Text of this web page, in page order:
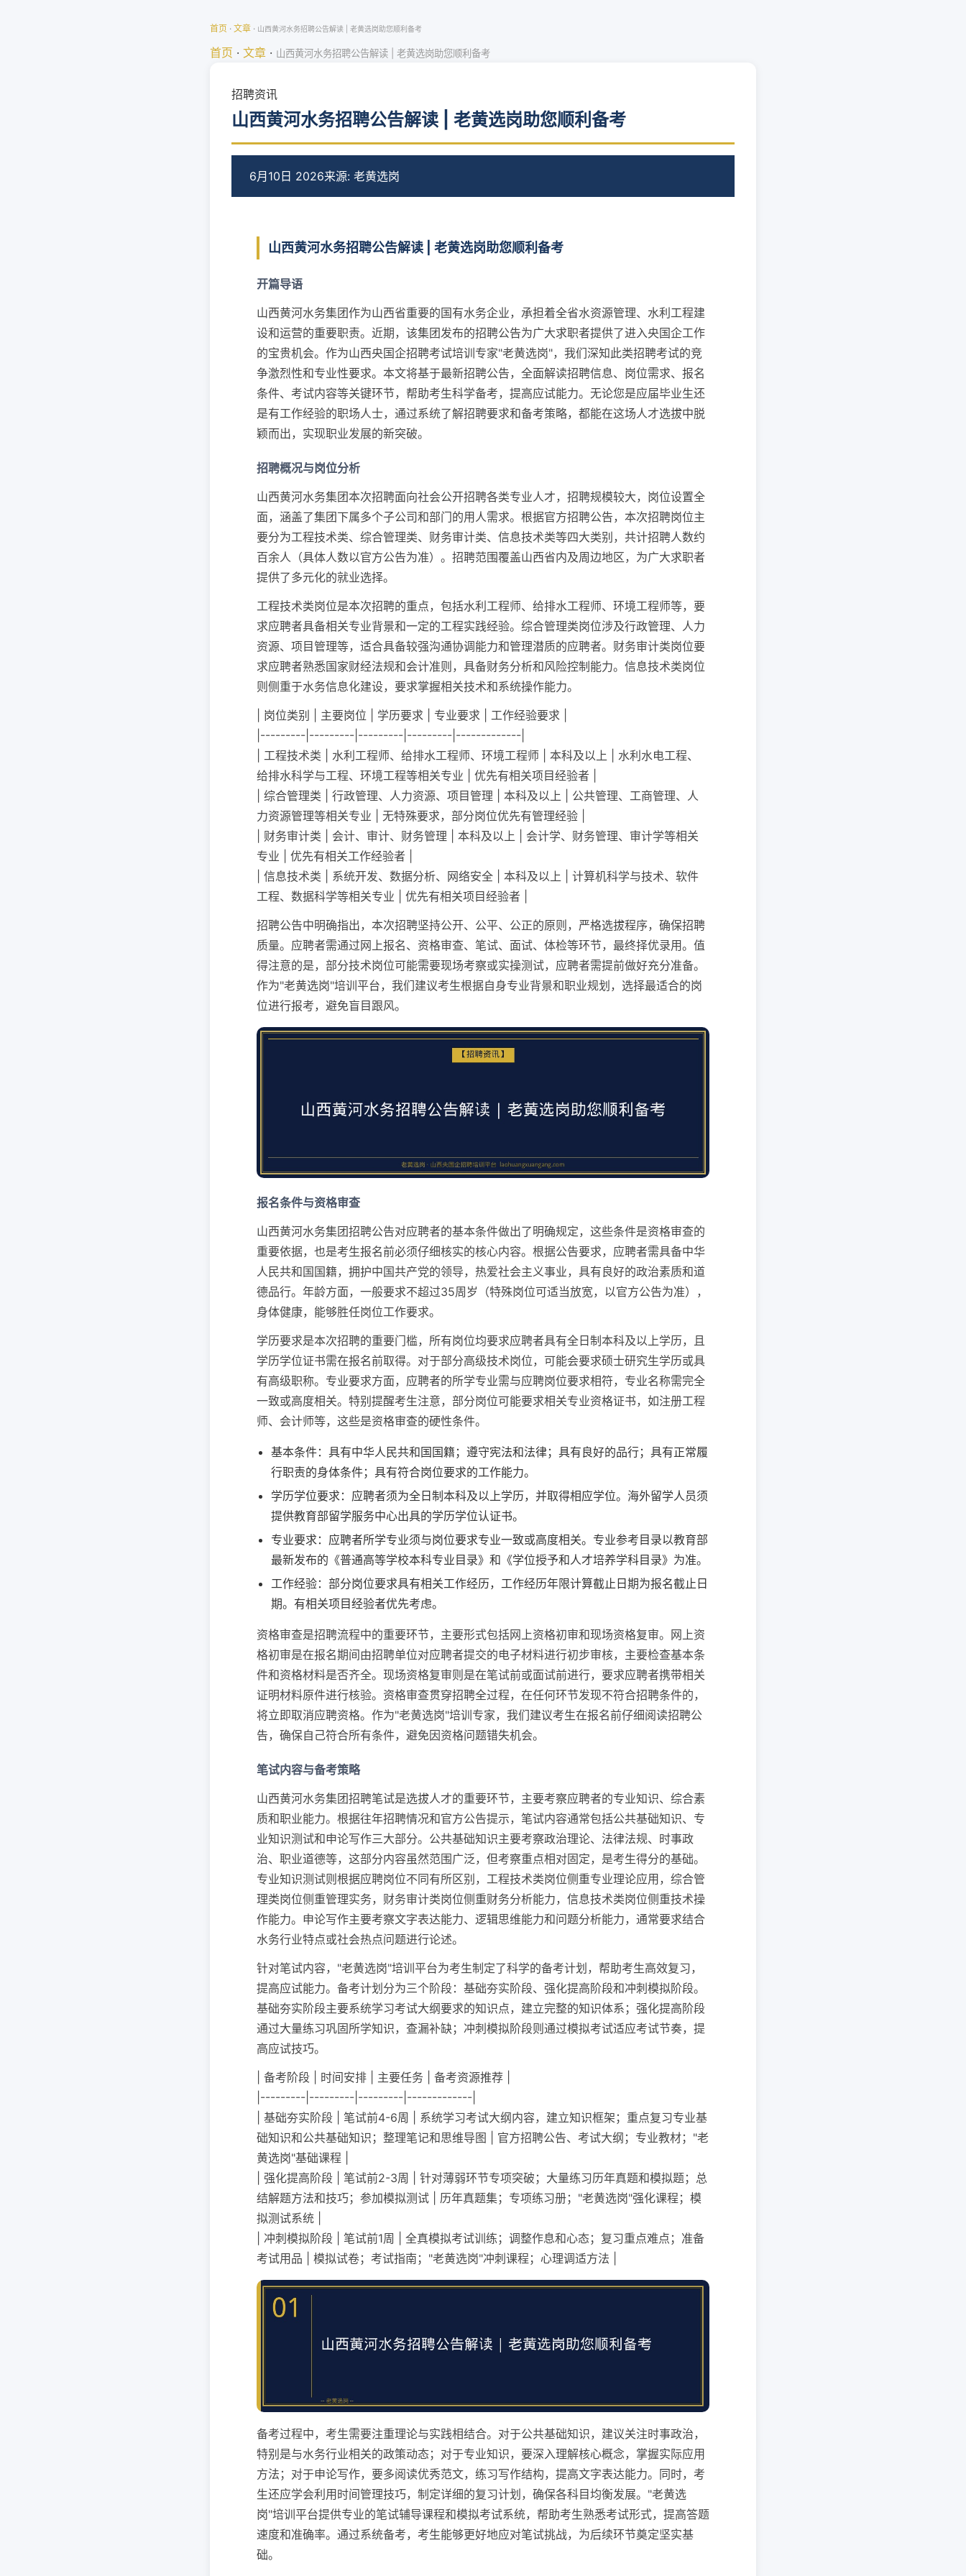
首页 · 文章 · 山西黄河水务招聘公告解读 | 老黄选岗助您顺利备考
首页 · 文章 · 山西黄河水务招聘公告解读 | 老黄选岗助您顺利备考
招聘资讯
山西黄河水务招聘公告解读 | 老黄选岗助您顺利备考
6月10日 2026来源: 老黄选岗
山西黄河水务招聘公告解读 | 老黄选岗助您顺利备考
开篇导语
山西黄河水务集团作为山西省重要的国有水务企业，承担着全省水资源管理、水利工程建
设和运营的重要职责。近期，该集团发布的招聘公告为广大求职者提供了进入央国企工作
的宝贵机会。作为山西央国企招聘考试培训专家"老黄选岗"，我们深知此类招聘考试的竞
争激烈性和专业性要求。本文将基于最新招聘公告，全面解读招聘信息、岗位需求、报名
条件、考试内容等关键环节，帮助考生科学备考，提高应试能力。无论您是应届毕业生还
是有工作经验的职场人士，通过系统了解招聘要求和备考策略，都能在这场人才选拔中脱
颖而出，实现职业发展的新突破。
招聘概况与岗位分析
山西黄河水务集团本次招聘面向社会公开招聘各类专业人才，招聘规模较大，岗位设置全
面，涵盖了集团下属多个子公司和部门的用人需求。根据官方招聘公告，本次招聘岗位主
要分为工程技术类、综合管理类、财务审计类、信息技术类等四大类别，共计招聘人数约
百余人（具体人数以官方公告为准）。招聘范围覆盖山西省内及周边地区，为广大求职者
提供了多元化的就业选择。
工程技术类岗位是本次招聘的重点，包括水利工程师、给排水工程师、环境工程师等，要
求应聘者具备相关专业背景和一定的工程实践经验。综合管理类岗位涉及行政管理、人力
资源、项目管理等，适合具备较强沟通协调能力和管理潜质的应聘者。财务审计类岗位要
求应聘者熟悉国家财经法规和会计准则，具备财务分析和风险控制能力。信息技术类岗位
则侧重于水务信息化建设，要求掌握相关技术和系统操作能力。
| 岗位类别 | 主要岗位 | 学历要求 | 专业要求 | 工作经验要求 |
|---------|---------|---------|---------|-------------|
| 工程技术类 | 水利工程师、给排水工程师、环境工程师 | 本科及以上 | 水利水电工程、
给排水科学与工程、环境工程等相关专业 | 优先有相关项目经验者 |
| 综合管理类 | 行政管理、人力资源、项目管理 | 本科及以上 | 公共管理、工商管理、人
力资源管理等相关专业 | 无特殊要求，部分岗位优先有管理经验 |
| 财务审计类 | 会计、审计、财务管理 | 本科及以上 | 会计学、财务管理、审计学等相关
专业 | 优先有相关工作经验者 |
| 信息技术类 | 系统开发、数据分析、网络安全 | 本科及以上 | 计算机科学与技术、软件
工程、数据科学等相关专业 | 优先有相关项目经验者 |
招聘公告中明确指出，本次招聘坚持公开、公平、公正的原则，严格选拔程序，确保招聘
质量。应聘者需通过网上报名、资格审查、笔试、面试、体检等环节，最终择优录用。值
得注意的是，部分技术岗位可能需要现场考察或实操测试，应聘者需提前做好充分准备。
作为"老黄选岗"培训平台，我们建议考生根据自身专业背景和职业规划，选择最适合的岗
位进行报考，避免盲目跟风。
报名条件与资格审查
山西黄河水务集团招聘公告对应聘者的基本条件做出了明确规定，这些条件是资格审查的
重要依据，也是考生报名前必须仔细核实的核心内容。根据公告要求，应聘者需具备中华
人民共和国国籍，拥护中国共产党的领导，热爱社会主义事业，具有良好的政治素质和道
德品行。年龄方面，一般要求不超过35周岁（特殊岗位可适当放宽，以官方公告为准），
身体健康，能够胜任岗位工作要求。
学历要求是本次招聘的重要门槛，所有岗位均要求应聘者具有全日制本科及以上学历，且
学历学位证书需在报名前取得。对于部分高级技术岗位，可能会要求硕士研究生学历或具
有高级职称。专业要求方面，应聘者的所学专业需与应聘岗位要求相符，专业名称需完全
一致或高度相关。特别提醒考生注意，部分岗位可能要求相关专业资格证书，如注册工程
师、会计师等，这些是资格审查的硬性条件。
基本条件：具有中华人民共和国国籍；遵守宪法和法律；具有良好的品行；具有正常履
行职责的身体条件；具有符合岗位要求的工作能力。
学历学位要求：应聘者须为全日制本科及以上学历，并取得相应学位。海外留学人员须
提供教育部留学服务中心出具的学历学位认证书。
专业要求：应聘者所学专业须与岗位要求专业一致或高度相关。专业参考目录以教育部
最新发布的《普通高等学校本科专业目录》和《学位授予和人才培养学科目录》为准。
工作经验：部分岗位要求具有相关工作经历，工作经历年限计算截止日期为报名截止日
期。有相关项目经验者优先考虑。
资格审查是招聘流程中的重要环节，主要形式包括网上资格初审和现场资格复审。网上资
格初审是在报名期间由招聘单位对应聘者提交的电子材料进行初步审核，主要检查基本条
件和资格材料是否齐全。现场资格复审则是在笔试前或面试前进行，要求应聘者携带相关
证明材料原件进行核验。资格审查贯穿招聘全过程，在任何环节发现不符合招聘条件的，
将立即取消应聘资格。作为"老黄选岗"培训专家，我们建议考生在报名前仔细阅读招聘公
告，确保自己符合所有条件，避免因资格问题错失机会。
笔试内容与备考策略
山西黄河水务集团招聘笔试是选拔人才的重要环节，主要考察应聘者的专业知识、综合素
质和职业能力。根据往年招聘情况和官方公告提示，笔试内容通常包括公共基础知识、专
业知识测试和申论写作三大部分。公共基础知识主要考察政治理论、法律法规、时事政
治、职业道德等，这部分内容虽然范围广泛，但考察重点相对固定，是考生得分的基础。
专业知识测试则根据应聘岗位不同有所区别，工程技术类岗位侧重专业理论应用，综合管
理类岗位侧重管理实务，财务审计类岗位侧重财务分析能力，信息技术类岗位侧重技术操
作能力。申论写作主要考察文字表达能力、逻辑思维能力和问题分析能力，通常要求结合
水务行业特点或社会热点问题进行论述。
针对笔试内容，"老黄选岗"培训平台为考生制定了科学的备考计划，帮助考生高效复习，
提高应试能力。备考计划分为三个阶段：基础夯实阶段、强化提高阶段和冲刺模拟阶段。
基础夯实阶段主要系统学习考试大纲要求的知识点，建立完整的知识体系；强化提高阶段
通过大量练习巩固所学知识，查漏补缺；冲刺模拟阶段则通过模拟考试适应考试节奏，提
高应试技巧。
| 备考阶段 | 时间安排 | 主要任务 | 备考资源推荐 |
|---------|---------|---------|-------------|
| 基础夯实阶段 | 笔试前4-6周 | 系统学习考试大纲内容，建立知识框架；重点复习专业基
础知识和公共基础知识；整理笔记和思维导图 | 官方招聘公告、考试大纲；专业教材；"老
黄选岗"基础课程 |
| 强化提高阶段 | 笔试前2-3周 | 针对薄弱环节专项突破；大量练习历年真题和模拟题；总
结解题方法和技巧；参加模拟测试 | 历年真题集；专项练习册；"老黄选岗"强化课程；模
拟测试系统 |
| 冲刺模拟阶段 | 笔试前1周 | 全真模拟考试训练；调整作息和心态；复习重点难点；准备
考试用品 | 模拟试卷；考试指南；"老黄选岗"冲刺课程；心理调适方法 |
备考过程中，考生需要注重理论与实践相结合。对于公共基础知识，建议关注时事政治，
特别是与水务行业相关的政策动态；对于专业知识，要深入理解核心概念，掌握实际应用
方法；对于申论写作，要多阅读优秀范文，练习写作结构，提高文字表达能力。同时，考
生还应学会利用时间管理技巧，制定详细的复习计划，确保各科目均衡发展。"老黄选
岗"培训平台提供专业的笔试辅导课程和模拟考试系统，帮助考生熟悉考试形式，提高答题
速度和准确率。通过系统备考，考生能够更好地应对笔试挑战，为后续环节奠定坚实基
础。